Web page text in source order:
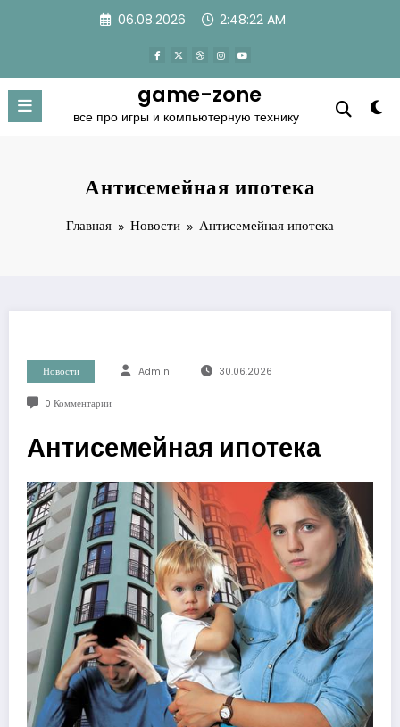
06.08.2026 2:48:23 AM
game-zone
все про игры и компьютерную технику
Антисемейная ипотека
Главная Новости Антисемейная ипотека
Новости Admin 30.06.2026
0 Комментарии
Антисемейная ипотека